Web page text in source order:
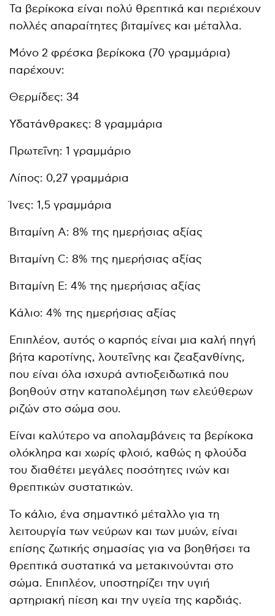
Τα βερίκοκα είναι πολύ θρεπτικά και περιέχουν
πολλές απαραίτητες βιταμίνες και μέταλλα.
Μόνο 2 φρέσκα βερίκοκα (70 γραμμάρια)
παρέχουν:
Θερμίδες: 34
Υδατάνθρακες: 8 γραμμάρια
Πρωτεΐνη: 1 γραμμάριο
Λίπος: 0,27 γραμμάρια
Ίνες: 1,5 γραμμάρια
Βιταμίνη Α: 8% της ημερήσιας αξίας
Βιταμίνη C: 8% της ημερήσιας αξίας
Βιταμίνη Ε: 4% της ημερήσιας αξίας
Κάλιο: 4% της ημερήσιας αξίας
Επιπλέον, αυτός ο καρπός είναι μια καλή πηγή
βήτα καροτίνης, λουτεΐνης και ζεαξανθίνης,
που είναι όλα ισχυρά αντιοξειδωτικά που
βοηθούν στην καταπολέμηση των ελεύθερων
ριζών στο σώμα σου.
Είναι καλύτερο να απολαμβάνεις τα βερίκοκα
ολόκληρα και χωρίς φλοιό, καθώς η φλούδα
του διαθέτει μεγάλες ποσότητες ινών και
θρεπτικών συστατικών.
Το κάλιο, ένα σημαντικό μέταλλο για τη
λειτουργία των νεύρων και των μυών, είναι
επίσης ζωτικής σημασίας για να βοηθήσει τα
θρεπτικά συστατικά να μετακινούνται στο
σώμα. Επιπλέον, υποστηρίζει την υγιή
αρτηριακή πίεση και την υγεία της καρδιάς.